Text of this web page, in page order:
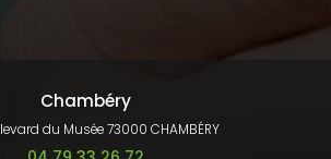
Chambéry
du Musée 73000 CHAMBÉRY